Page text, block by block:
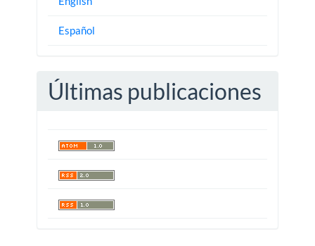
Español
Últimas publicaciones